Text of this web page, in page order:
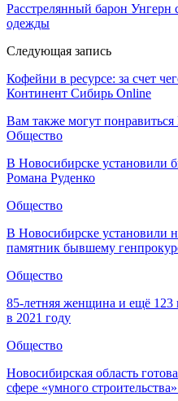
Расстрелянный барон
одежды
Следующая запись
Кофейни в ресурсе: за счет
Континент Сибирь Online
Вам также могут понравиться
Общество
В Новосибирске установили
Романа Руденко
Общество
В Новосибирске установили
памятник бывшему
Общество
85-летняя женщина и ещё
в 2021 году
Общество
Новосибирская область
сфере «умного